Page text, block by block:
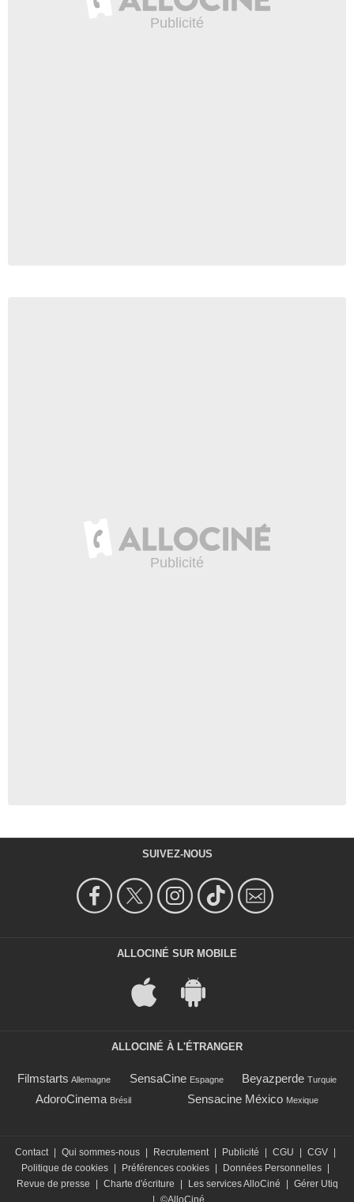
SUIVEZ-NOUS
ALLOCINÉ SUR MOBILE
ALLOCINÉ À L'ÉTRANGER
Filmstarts Allemagne SensaCine Espagne Beyazperde Turquie
AdoroCinema Brésil Sensacine México Mexique
Contact | Qui sommes-nous | Recrutement | Publicité | CGU | CGV |
Politique de cookies | Préférences cookies | Données Personnelles |
Revue de presse
| Charte d'écriture | Les services AlloCiné | Gérer Utiq
| ©AlloCiné